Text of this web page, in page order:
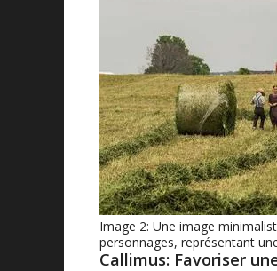
Image 2: Une image
personnages, représentant
Callimus: Favoriser